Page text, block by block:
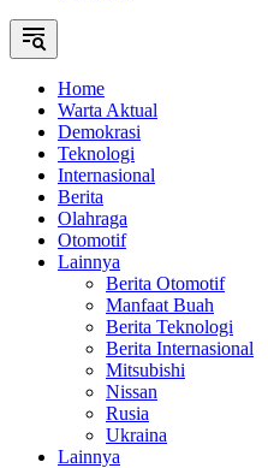
Home
Warta Aktual
Demokrasi
Teknologi
Internasional
Berita
Olahraga
Otomotif
Lainnya
Berita Otomotif
Manfaat Buah
Berita Teknologi
Berita Internasional
Mitsubishi
Nissan
Rusia
Ukraina
Lainnya